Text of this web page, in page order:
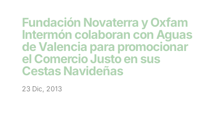
Fundación Novaterra y Oxfam
Intermón colaboran con Aguas
de Valencia para promocionar
el Comercio Justo en sus
Cestas Navideñas
23 Dic, 2013